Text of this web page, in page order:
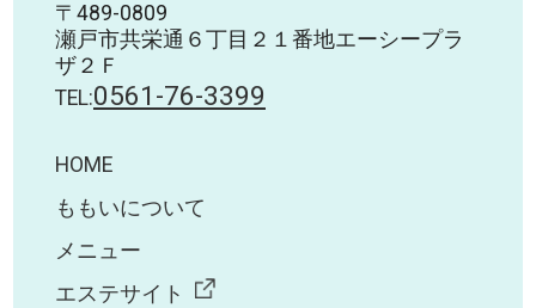
〒489-0809
瀬戸市共栄通６丁目２１番地エーシープラ
ザ２Ｆ
TEL:0561-76-3399
HOME
ももいについて
メニュー
エステサイト